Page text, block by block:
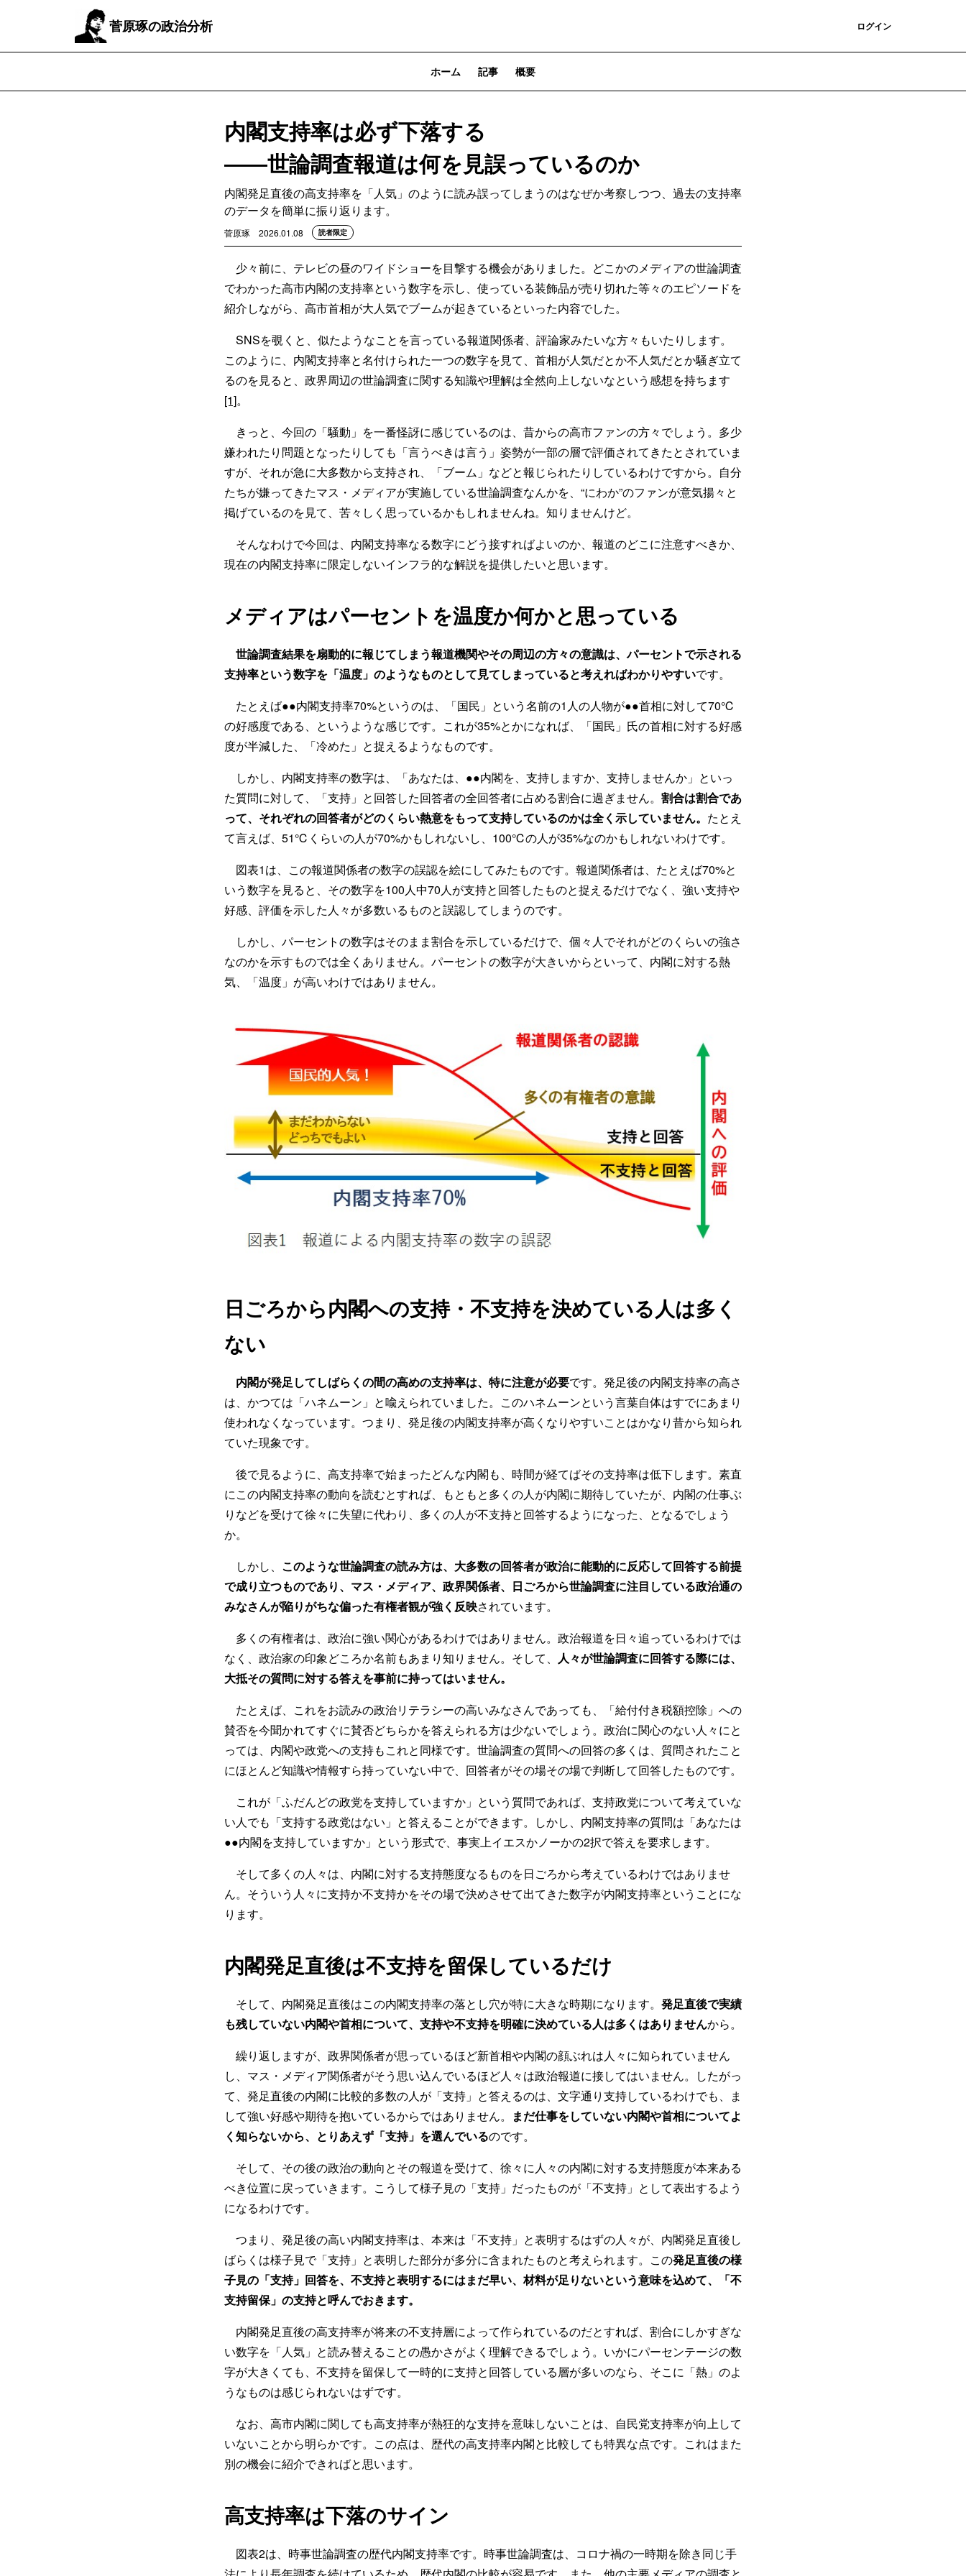
菅原琢の政治分析 ログイン
ホーム 記事 概要
内閣支持率は必ず下落する
――世論調査報道は何を見誤っているのか
内閣発足直後の高支持率を「人気」のように読み誤ってしまうのはなぜか考察しつつ、過去の支持率
のデータを簡単に振り返ります。
菅原琢 2026.01.08 読者限定
少々前に、テレビの昼のワイドショーを目撃する機会がありました。どこかのメディアの世論調査
でわかった高市内閣の支持率という数字を示し、使っている装飾品が売り切れた等々のエピソードを
紹介しながら、高市首相が大人気でブームが起きているといった内容でした。
SNSを覗くと、似たようなことを言っている報道関係者、評論家みたいな方々もいたりします。
このように、内閣支持率と名付けられた一つの数字を見て、首相が人気だとか不人気だとか騒ぎ立て
るのを見ると、政界周辺の世論調査に関する知識や理解は全然向上しないなという感想を持ちます
[1]。
きっと、今回の「騒動」を一番怪訝に感じているのは、昔からの高市ファンの方々でしょう。多少
嫌われたり問題となったりしても「言うべきは言う」姿勢が一部の層で評価されてきたとされていま
すが、それが急に大多数から支持され、「ブーム」などと報じられたりしているわけですから。自分
たちが嫌ってきたマス・メディアが実施している世論調査なんかを、“にわか”のファンが意気揚々と
掲げているのを見て、苦々しく思っているかもしれませんね。知りませんけど。
そんなわけで今回は、内閣支持率なる数字にどう接すればよいのか、報道のどこに注意すべきか、
現在の内閣支持率に限定しないインフラ的な解説を提供したいと思います。
メディアはパーセントを温度か何かと思っている
世論調査結果を扇動的に報じてしまう報道機関やその周辺の方々の意識は、パーセントで示される
支持率という数字を「温度」のようなものとして見てしまっていると考えればわかりやすいです。
たとえば●●内閣支持率70%というのは、「国民」という名前の1人の人物が●●首相に対して70℃
の好感度である、というような感じです。これが35%とかになれば、「国民」氏の首相に対する好感
度が半減した、「冷めた」と捉えるようなものです。
しかし、内閣支持率の数字は、「あなたは、●●内閣を、支持しますか、支持しませんか」といっ
た質問に対して、「支持」と回答した回答者の全回答者に占める割合に過ぎません。 割合は割合であ
って、それぞれの回答者がどのくらい熱意をもって支持しているのかは全く示していません。 たとえ
て言えば、51℃くらいの人が70%かもしれないし、100℃の人が35%なのかもしれないわけです。
図表1は、この報道関係者の数字の誤認を絵にしてみたものです。報道関係者は、たとえば70%と
いう数字を見ると、その数字を100人中70人が支持と回答したものと捉えるだけでなく、強い支持や
好感、評価を示した人々が多数いるものと誤認してしまうのです。
しかし、パーセントの数字はそのまま割合を示しているだけで、個々人でそれがどのくらいの強さ
なのかを示すものでは全くありません。パーセントの数字が大きいからといって、内閣に対する熱
気、「温度」が高いわけではありません。
日ごろから内閣への支持・不支持を決めている人は多く
ない
内閣が発足してしばらくの間の高めの支持率は、特に注意が必要です。発足後の内閣支持率の高さ
は、かつては「ハネムーン」と喩えられていました。このハネムーンという言葉自体はすでにあまり
使われなくなっています。つまり、発足後の内閣支持率が高くなりやすいことはかなり昔から知られ
ていた現象です。
後で見るように、高支持率で始まったどんな内閣も、時間が経てばその支持率は低下します。素直
にこの内閣支持率の動向を読むとすれば、もともと多くの人が内閣に期待していたが、内閣の仕事ぶ
りなどを受けて徐々に失望に代わり、多くの人が不支持と回答するようになった、となるでしょう
か。
しかし、 このような世論調査の読み方は、 大多数の回答者が政治に能動的に反応して回答する前提
で成り立つものであり、 マス・メディア、政界関係者、日ごろから世論調査に注目している政治通の
みなさんが陥りがちな偏った有権者観が強く反映されています。
多くの有権者は、政治に強い関心があるわけではありません。政治報道を日々追っているわけでは
なく、政治家の印象どころか名前もあまり知りません。そして、 人々が世論調査に回答する際には、
大抵その質問に対する答えを事前に持ってはいません。
たとえば、これをお読みの政治リテラシーの高いみなさんであっても、「給付付き税額控除」への
賛否を今聞かれてすぐに賛否どちらかを答えられる方は少ないでしょう。政治に関心のない人々にと
っては、内閣や政党への支持もこれと同様です。世論調査の質問への回答の多くは、質問されたこと
にほとんど知識や情報すら持っていない中で、回答者がその場その場で判断して回答したものです。
これが「ふだんどの政党を支持していますか」という質問であれば、支持政党について考えていな
い人でも「支持する政党はない」と答えることができます。しかし、内閣支持率の質問は「あなたは
●●内閣を支持していますか」という形式で、事実上イエスかノーかの2択で答えを要求します。
そして多くの人々は、内閣に対する支持態度なるものを日ごろから考えているわけではありませ
ん。そういう人々に支持か不支持かをその場で決めさせて出てきた数字が内閣支持率ということにな
ります。
内閣発足直後は不支持を留保しているだけ
そして、内閣発足直後はこの内閣支持率の落とし穴が特に大きな時期になります。 発足直後で実績
も残していない内閣や首相について、支持や不支持を明確に決めている人は多くはありませんから。
繰り返しますが、政界関係者が思っているほど新首相や内閣の顔ぶれは人々に知られていません
し、マス・メディア関係者がそう思い込んでいるほど人々は政治報道に接してはいません。したがっ
て、発足直後の内閣に比較的多数の人が「支持」と答えるのは、文字通り支持しているわけでも、ま
して強い好感や期待を抱いているからではありません。
まだ仕事をしていない内閣や首相についてよ
く知らないから、とりあえず「支持」を選んでいるのです。
そして、その後の政治の動向とその報道を受けて、徐々に人々の内閣に対する支持態度が本来ある
べき位置に戻っていきます。こうして様子見の「支持」だったものが「不支持」として表出するよう
になるわけです。
つまり、発足後の高い内閣支持率は、本来は「不支持」と表明するはずの人々が、内閣発足直後し
ばらくは様子見で「支持」と表明した部分が多分に含まれたものと考えられます。この発足直後の様
子見の「支持」回答を、不支持と表明するにはまだ早い、材料が足りないという意味を込めて、「不
支持留保」の支持と呼んでおきます。
内閣発足直後の高支持率が将来の不支持層によって作られているのだとすれば、割合にしかすぎな
い数字を「人気」と読み替えることの愚かさがよく理解できるでしょう。いかにパーセンテージの数
字が大きくても、不支持を留保して一時的に支持と回答している層が多いのなら、そこに「熱」のよ
うなものは感じられないはずです。
なお、高市内閣に関しても高支持率が熱狂的な支持を意味しないことは、自民党支持率が向上して
いないことから明らかです。この点は、歴代の高支持率内閣と比較しても特異な点です。これはまた
別の機会に紹介できればと思います。
高支持率は下落のサイン
図表2は、時事世論調査の歴代内閣支持率です。時事世論調査は、コロナ禍の一時期を除き同じ手